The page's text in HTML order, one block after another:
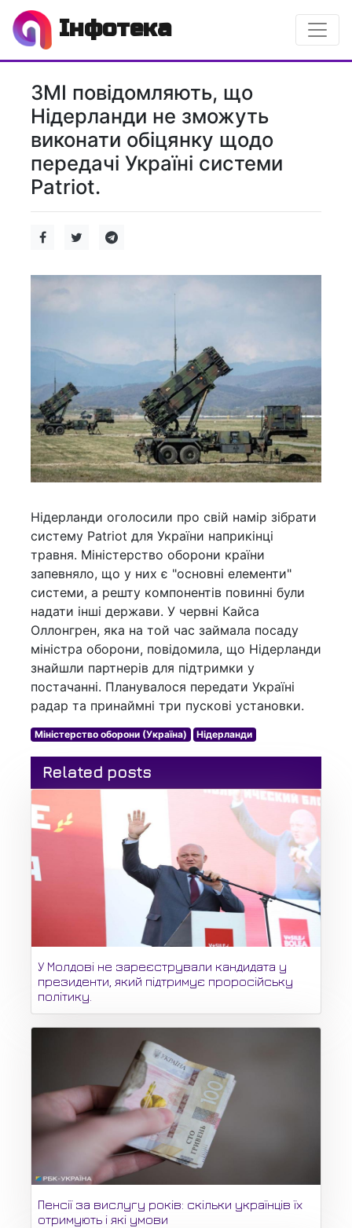
Інфотека
ЗМІ повідомляють, що
Нідерланди не зможуть
виконати обіцянку щодо
передачі Україні системи
Patriot.
Нідерланди оголосили про свій намір зібрати
систему Patriot для України наприкінці
травня. Міністерство оборони країни
запевняло, що у них є "основні елементи"
системи, а решту компонентів повинні були
надати інші держави. У червні Кайса
Оллонгрен, яка на той час займала посаду
міністра оборони, повідомила, що Нідерланди
знайшли партнерів для підтримки у
постачанні. Планувалося передати Україні
радар та принаймні три пускові установки.
Міністерство оборони (Україна) Нідерланди
Related posts
У Молдові не зареєстрували кандидата у
президенти, який підтримує проросійську
політику.
Пенсії за вислугу років: скільки українців їх
отримують і які умови